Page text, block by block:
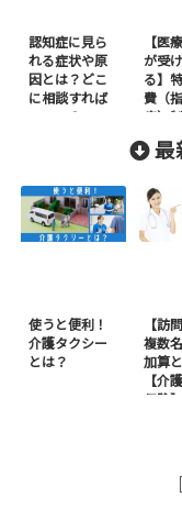
認知症に見ら
れる症状や原
因とは？どこ
に相談すれば
いいの？
【医
が受
る】
費（
病）制
最
使うと便利！
介護タクシー
とは？
【訪
複数
加算
【介
保険】